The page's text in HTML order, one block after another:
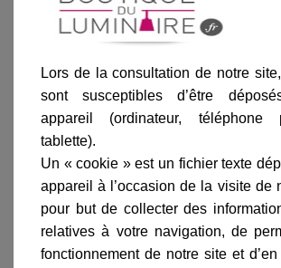
Informations produit
marque
gamme complète
avis clients
Lors de la consultation de notre
sont susceptibles d’être
appareil (ordinateur, téléphone
tablette).
Un « cookie » est un fichier texte
appareil à l’occasion de la visite de
pour but de collecter des
relatives à votre navigation, de
fonctionnement de notre site et